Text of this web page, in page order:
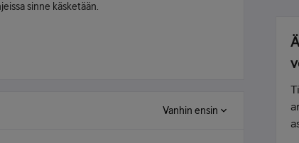
sinne käsketään.
Vanhin ensin